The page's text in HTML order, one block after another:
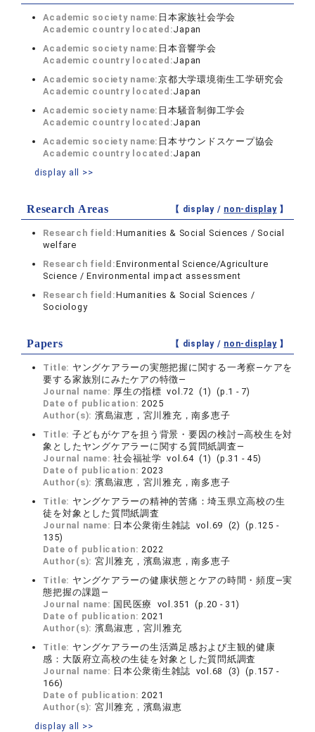
Academic society name: 日本家族社会学会
Academic country located:Japan
Academic society name: 日本音響学会
Academic country located:Japan
Academic society name:京都大学環境衛生工学研究会
Academic country located:Japan
Academic society name: 日本騒音制御工学会
Academic country located:Japan
Academic society name: 日本サウンドスケープ協会
Academic country located:Japan
display all >>
Research Areas 【 display / non-display】
Research field:Humanities & Social Sciences / Social
welfare
Research field:Environmental Science/Agriculture
Science / Environmental impact assessment
Research field:Humanities & Social Sciences /
Sociology
Papers 【 display / non-display】
Title: ヤングケアラーの実態把握に関する一考察―ケアを
要する家族別にみたケアの特徴―
Journal name: 厚生の指標 vol.72 (1) (p.1 - 7)
Date of publication:2025
Author(s): 濱島淑恵，宮川雅充，南多恵子
Title: 子どもがケアを担う背景・要因の検討―高校生を対
象としたヤングケアラーに関する質問紙調査―
Journal name:社会福祉学 vol.64 (1) (p.31 - 45)
Date of publication:2023
Author(s): 濱島淑恵，宮川雅充，南多恵子
Title: ヤングケアラーの精神的苦痛：埼玉県立高校の生
徒を対象とした質問紙調査
Journal name: 日本公衆衛生雑誌 vol.69 (2) (p.125 -
135)
Date of publication:2022
Author(s): 宮川雅充，濱島淑恵，南多恵子
Title: ヤングケアラーの健康状態とケアの時間・頻度―実
態把握の課題―
Journal name: 国民医療 vol.351 (p.20 - 31)
Date of publication:2021
Author(s): 濱島淑恵，宮川雅充
Title: ヤングケアラーの生活満足感および主観的健康
感：大阪府立高校の生徒を対象とした質問紙調査
Journal name: 日本公衆衛生雑誌 vol.68 (3) (p.157 -
166)
Date of publication:2021
Author(s): 宮川雅充，濱島淑恵
display all >>